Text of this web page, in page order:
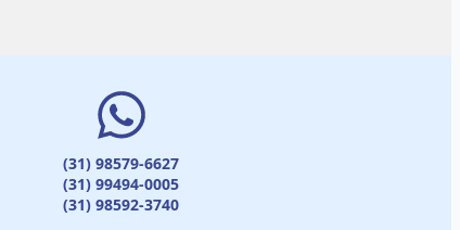
(31) 98579-6627
(31) 99494-0005
(31) 98592-3740